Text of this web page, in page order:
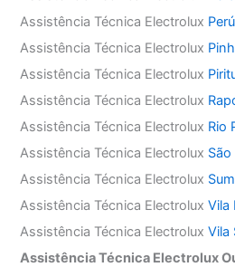
Assistência Técnica Electrolux
Assistência Técnica Electrolux
Assistência Técnica Electrolux
Assistência Técnica Electrolux
Assistência Técnica Electrolux Rio
Assistência Técnica Electrolux
Assistência Técnica Electrolux
Assistência Técnica ElectroluxVila
Assistência Técnica ElectroluxVila
Assistência Técnica Electrolux